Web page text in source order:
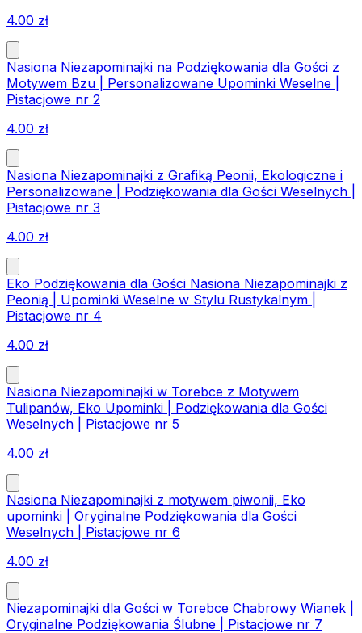
4.00 zł
Nasiona Niezapominajki na Podziękowania dla Gości z
Motywem Bzu | Personalizowane Upominki Weselne |
Pistacjowe nr 2
4.00 zł
Nasiona Niezapominajki z Grafiką Peonii, Ekologiczne i
Personalizowane | Podziękowania dla Gości Weselnych |
Pistacjowe nr 3
4.00 zł
Eko Podziękowania dla Gości Nasiona Niezapominajki z
Peonią | Upominki Weselne w Stylu Rustykalnym |
Pistacjowe nr 4
4.00 zł
Nasiona Niezapominajki w Torebce z Motywem
Tulipanów, Eko Upominki | Podziękowania dla Gości
Weselnych | Pistacjowe nr 5
4.00 zł
Nasiona Niezapominajki z motywem piwonii, Eko
upominki | Oryginalne Podziękowania dla Gości
Weselnych | Pistacjowe nr 6
4.00 zł
Niezapominajki dla Gości w Torebce Chabrowy Wianek |
Oryginalne Podziękowania Ślubne | Pistacjowe nr 7